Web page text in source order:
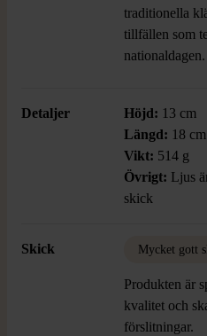
traditionella
tillfällen som
nationaldagen.
Detaljer Höjd: 13 cm
Längd: 18 cm
Vikt: 514 g
Övrigt: Ljus
skick
Skick Mycket gott
Produkten är
kvalitet och
förslitningar.